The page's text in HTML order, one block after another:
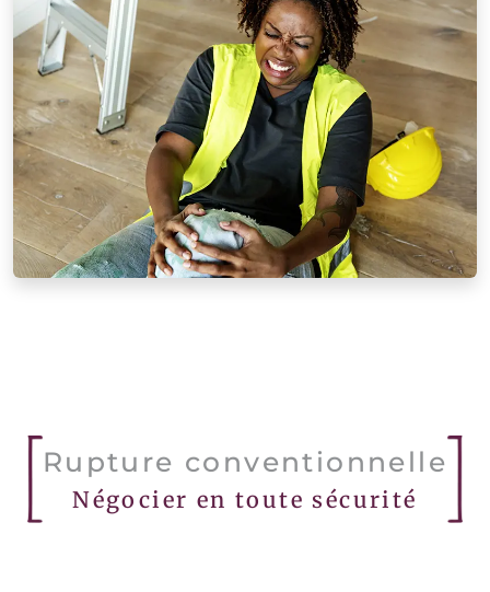
Rupture conventionnelle
Négocier en toute sécurité